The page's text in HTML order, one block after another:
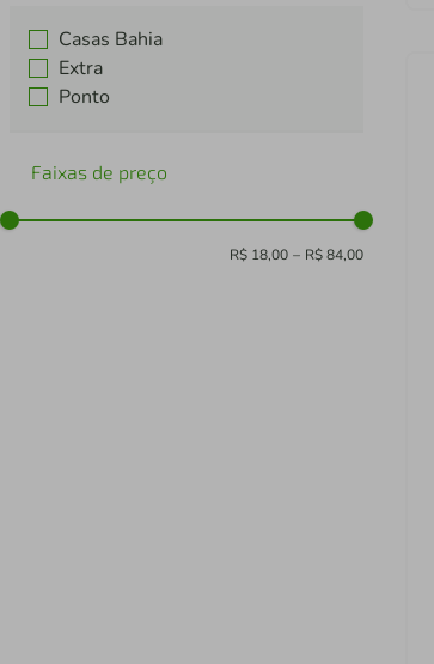
Casas Bahia
Extra
Ponto
Faixas de preço
R$ 18,00 – R$ 84,00